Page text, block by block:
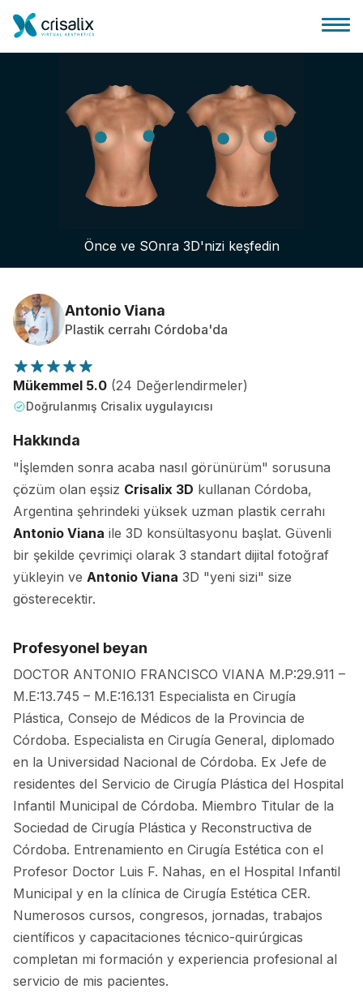
Cerrah ana sayfası
3D İş Platformu
Hasta incelemeleri
Önce ve SOnra 3D'nizi keşfedin
Antonio Viana
Plastik cerrahı Córdoba'da
Mükemmel 5.0 (24 Değerlendirmeler)
Doğrulanmış Crisalix uygulayıcısı
Hakkında
"İşlemden sonra acaba nasıl görünürüm" sorusuna
çözüm olan eşsiz Crisalix 3D kullanan Córdoba,
Argentina şehrindeki yüksek uzman plastik cerrahı
Antonio Viana ile 3D konsültasyonu başlat. Güvenli
bir şekilde çevrimiçi olarak 3 standart dijital fotoğraf
yükleyin ve Antonio Viana 3D "yeni sizi" size
gösterecektir.
Profesyonel beyan
DOCTOR ANTONIO FRANCISCO VIANA M.P:29.911 –
M.E:13.745 – M.E:16.131 Especialista en Cirugía
Plástica, Consejo de Médicos de la Provincia de
Córdoba. Especialista en Cirugía General, diplomado
en la Universidad Nacional de Córdoba. Ex Jefe de
residentes del Servicio de Cirugía Plástica del Hospital
Infantil Municipal de Córdoba. Miembro Titular de la
Sociedad de Cirugía Plástica y Reconstructiva de
Córdoba. Entrenamiento en Cirugía Estética con el
Profesor Doctor Luis F. Nahas, en el Hospital Infantil
Municipal y en la clínica de Cirugía Estética CER.
Numerosos cursos, congresos, jornadas, trabajos
científicos y capacitaciones técnico-quirúrgicas
completan mi formación y experiencia profesional al
servicio de mis pacientes.